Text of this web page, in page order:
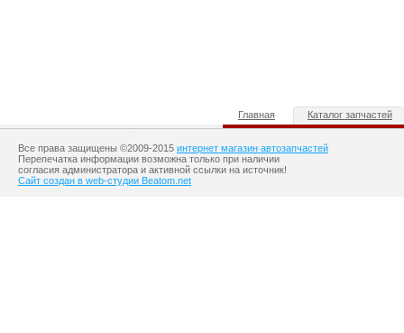
Главная Каталог запчастей
Все права защищены ©2009-2015 интернет магазин автозапчастей
Перепечатка информации возможна только при наличии
согласия администратора и активной ссылки на источник!
Сайт создан в web-студии Beatom.net